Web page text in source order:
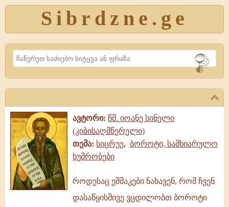
Sibrdzne.ge
Search
ავტორი: წმ. იოანე სინელი
(კიბისაღმწერელი)
თემა: სიცრუე, ბოროტი, სამხიარულო
ხუმრობები
როდესაც
როდესაც ეშმაკები ნახავენ, რომ ჩვენ
დასაწყისშივე ვცდილობთ ბოროტი